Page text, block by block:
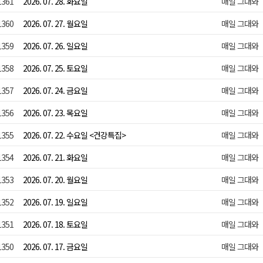
2026. 07. 27. 월요일
매일 그대와
2026. 07. 26. 일요일
매일 그대와
2026. 07. 25. 토요일
매일 그대와
2026. 07. 24. 금요일
매일 그대와
2026. 07. 23. 목요일
매일 그대와
2026. 07. 22. 수요일 <건강특집>
매일 그대와
2026. 07. 21. 화요일
매일 그대와
2026. 07. 20. 월요일
매일 그대와
2026. 07. 19. 일요일
매일 그대와
2026. 07. 18. 토요일
매일 그대와
2026. 07. 17. 금요일 매일 그대와